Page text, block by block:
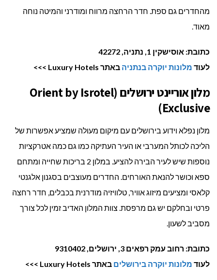
מהחדרים גם ספת. חדר הרחצה מרווח ומודרני והמיטה נוחה
מאוד.
כתובת: אוסישקין 1, נתניה, 42272
לעוד מלונות יוקרה בנתניה באתר Luxury Hotels >>>
מלון אוריינט ירושלים (Orient by Isrotel
Exclusive)
מלון נפלא וידוע בירושלים עם מיקום מעולה שמציע אפשרות של
הליכה לכותל המערבי או העיר העתיקה כמו גם כמה אטרקציות
נוספות שיש לעיר הבירה להציע. במלון 2 בריכות שחייה ומתחם
ספא וכושר להנאת האורחים. החדרים מעוצבים בסגנון אלגנטי
קלאסי ומציעים מיזוג אוויר, טלוויזיה מודרנית בכבלים, חדר רחצה
פרטי ובחלקם יש גם מרפסת. צוות המלון האדיב זמין לכל צורך
מסביב לשעון.
כתובת: רחוב עמק רפאים 3, ירושלים, 9310402
לעוד מלונות יוקרה בירושלים באתר Luxury Hotels >>>